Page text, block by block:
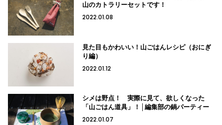
山のカトラリーセットです！
2022.01.08
見た目もかわいい！山ごはんレシピ（おにぎ
り編）
2022.01.12
シメは野点！ 実際に見て、欲しくなった
「山ごはん道具」！│編集部の鍋パーティー
2022.01.07